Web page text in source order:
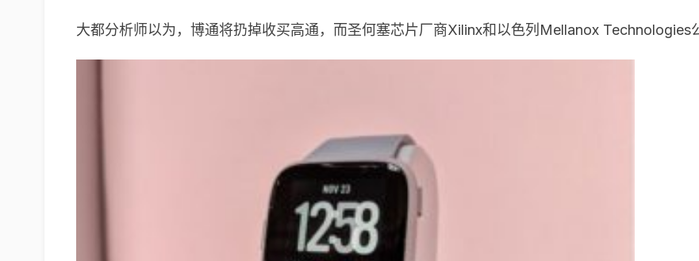
大都分析师以为，博通将扔掉收买高通，而圣何塞芯片厂商Xilinx和以色列Mellanox Technologies